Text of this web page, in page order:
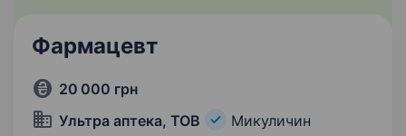
Фармацевт
20 000 грн
Ультра аптека, ТОВ
Микуличин